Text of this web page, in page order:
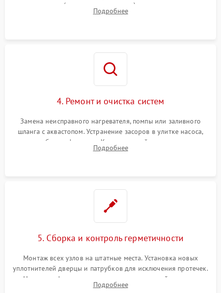
прессостата (датчика уровня воды), датчика мутности,
концевика дверцы и электронного модуля управления.
Подробнее
4. Ремонт и очистка систем
Замена неисправного нагревателя, помпы или заливного
шланга с аквастопом. Устранение засоров в улитке насоса,
патрубках и фильтрах. Компонентный ремонт платы
управления, восстановление поврежденной проводки.
Подробнее
5. Сборка и контроль герметичности
Монтаж всех узлов на штатные места. Установка новых
уплотнителей дверцы и патрубков для исключения протечек.
Надежная фиксация хомутов гидравлической системы,
сборка корпуса и установка датчика поплавка.
Подробнее